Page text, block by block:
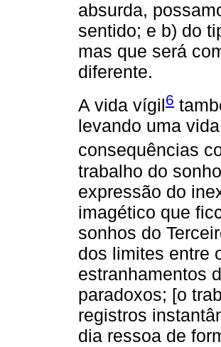
absurda,
sentido; e b) do
mas que será
diferente.
A vida vígil6
levando uma
consequências
trabalho do
expressão do
imagético que
sonhos do
dos limites entre
estranhamentos
paradoxos; [o
registros
dia ressoa de